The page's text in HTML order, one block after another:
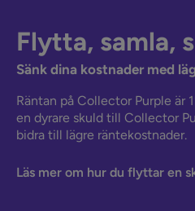
Flytta, samla,
Sänk dina kostnader med
Räntan på Collector Purple är
en dyrare skuld till Collector
bidra till lägre räntekostnader.
Läs mer om hur du flyttar en